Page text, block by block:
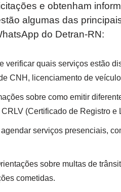
e obtenham
algumas das
do Detran-RN:
verificar quais serviços estão
CNH, licenciamento de
sobre como emitir
(Certificado de Registro e
serviços presenciais,
sobre multas de
cometidas.